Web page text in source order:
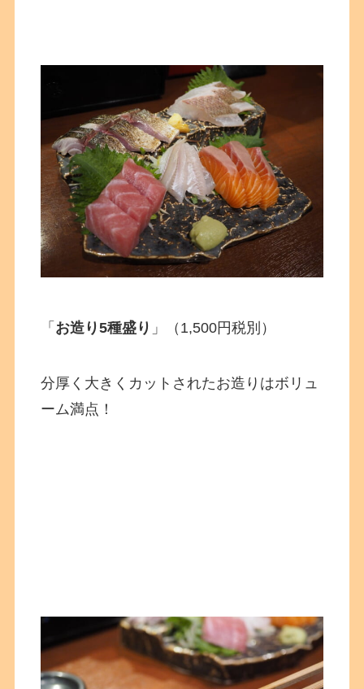
「 お造り5種盛り 」（1,500円税別）
分厚く大きくカットされたお造りはボリュ
ーム満点！